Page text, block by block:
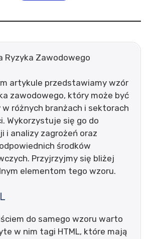
Ryzyka Zawodowego
artykule przedstawiamy wzór
zawodowego, który może być
różnych branżach i sektorach
Wykorzystuje się go do
i analizy zagrożeń oraz
środków
Przyjrzyjmy się bliżej
elementom tego wzoru.
do samego wzoru warto
w nim tagi HTML, które mają